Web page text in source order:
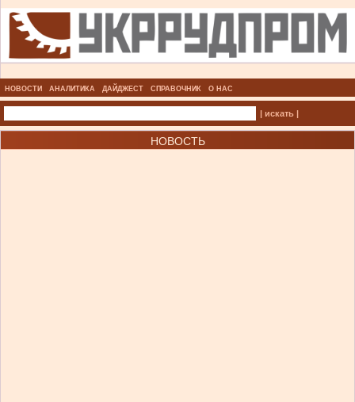
НОВОСТИ АНАЛИТИКА ДАЙДЖЕСТ СПРАВОЧНИК О НАС
| искать |
НОВОСТЬ